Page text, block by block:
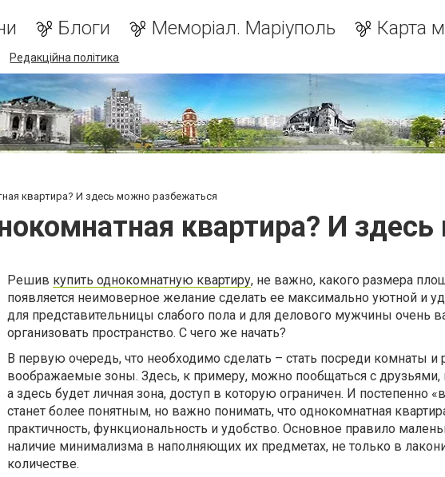
Блоги Меморіал. Маріуполь Карта
Редакційна політика
квартира? И здесь можно разбежаться
квартира? И
Решив купить однокомнатную квартиру, не важно, какого размера
появляется неимоверное желание сделать ее максимально уютной и
для представительницы слабого пола и для делового мужчины очень
организовать пространство. С чего же начать?
В первую очередь, что необходимо сделать – стать посреди комнаты и
воображаемые зоны. Здесь, к примеру, можно пообщаться с друзьями,
а здесь будет личная зона, доступ в которую ограничен. И постепенно
станет более понятным, но важно понимать, что однокомнатная
практичность, функциональность и удобство. Основное правило
наличие минимализма в наполняющих их предметах, не только в
количестве.